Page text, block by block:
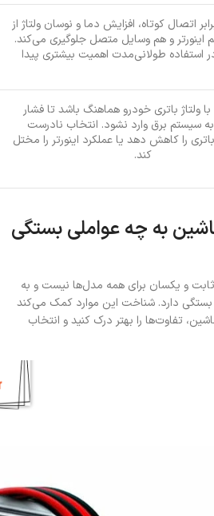
اتصال کوتاه، افزایش دما و نوسان ولتاژ از
و هم وسایل متصل جلوگیری می‌کند.
استفاده طولانی‌مدت اهمیت بیشتری پیدا
با ولتاژ باتری خودرو هماهنگ باشد تا فشار
سیستم برق وارد نشود. انتخاب نادرست
را کاهش دهد یا عملکرد اینورتر را مختل
کند.
به چه عواملی بستگی
و یکسان برای همه مدل‌ها نیست و به
دارد. شناخت این موارد کمک می‌کند
تفاوت‌ها را بهتر درک کنید و انتخاب